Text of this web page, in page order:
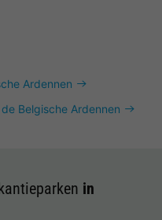
Ardennen
Belgische Ardennen
in